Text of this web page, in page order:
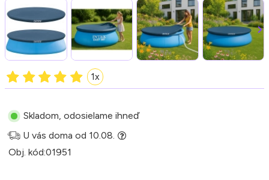
1x
Skladom, odosielame ihneď
U vás doma od 10.08.
Obj. kód:01951